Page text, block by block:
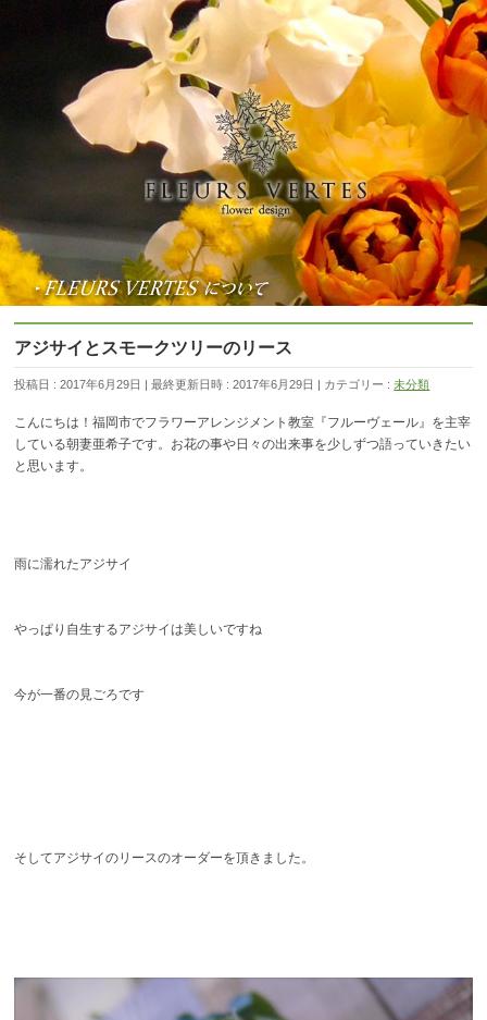
アジサイとスモークツリーのリース
投稿日 : 2017年6月29日 最終更新日時 : 2017年6月29日 カテゴリー :未分類
こんにちは！福岡市でフラワーアレンジメント教室『フルーヴェール』を主宰
している朝妻亜希子です。お花の事や日々の出来事を少しずつ語っていきたい
と思います。
雨に濡れたアジサイ
やっぱり自生するアジサイは美しいですね
今が一番の見ごろです
そしてアジサイのリースのオーダーを頂きました。